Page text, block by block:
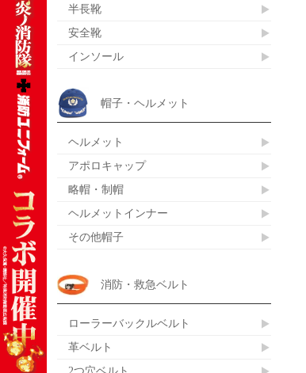
半長靴
安全靴
インソール
帽子・ヘルメット
ヘルメット
アポロキャップ
略帽・制帽
ヘルメットインナー
その他帽子
消防・救急ベルト
ローラーバックルベルト
革ベルト